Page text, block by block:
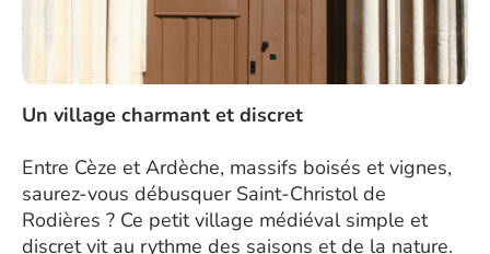
Un village charmant et discret
Entre Cèze et Ardèche, massifs boisés et vignes,
saurez-vous débusquer Saint-Christol de
Rodières ? Ce petit village médiéval simple et
discret vit au rythme des saisons et de la nature.